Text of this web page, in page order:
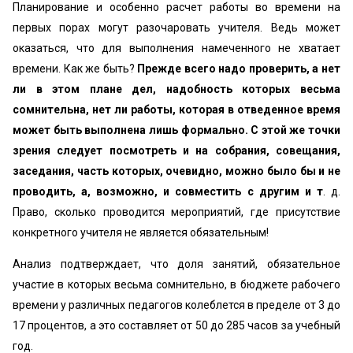
Планирование и особенно расчет работы во времени на
первых порах могут разочаровать учителя. Ведь может
оказаться, что для выполнения намеченного не хватает
времени. Как же быть? Прежде всего надо проверить, а нет
ли в этом плане дел, надобность которых весьма
сомнительна, нет ли работы, которая в отведенное время
может быть выполнена лишь формально. С этой же точки
зрения следует посмотреть и на собрания, совещания,
заседания, часть которых, очевидно, можно было бы и не
проводить, а, возможно, и совместить с другим и т. д.
Право, сколько проводится мероприятий, где присутствие
конкретного учителя не является обязательным!
Анализ подтверждает, что доля занятий, обязательное
участие в которых весьма сомнительно, в бюджете рабочего
времени у различных педагогов колеблется в пределе от 3 до
17 процентов, а это составляет от 50 до 285 часов за учебный
год.